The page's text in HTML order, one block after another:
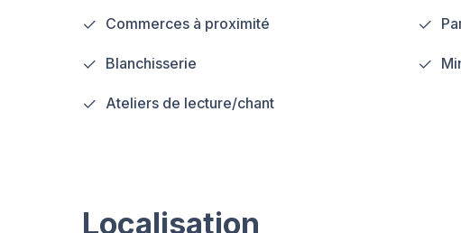
Commerces à proximité
Blanchisserie
Ateliers de lecture/chant
Localisation